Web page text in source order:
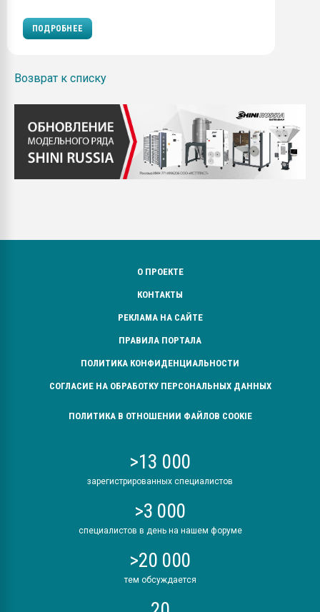
ПОДРОБНЕЕ
Возврат к списку
О ПРОЕКТЕ
КОНТАКТЫ
РЕКЛАМА НА САЙТЕ
ПРАВИЛА ПОРТАЛА
ПОЛИТИКА КОНФИДЕНЦИАЛЬНОСТИ
СОГЛАСИЕ НА ОБРАБОТКУ ПЕРСОНАЛЬНЫХ ДАННЫХ
ПОЛИТИКА В ОТНОШЕНИИ ФАЙЛОВ COOKIE
>13 000
зарегистрированных специалистов
>3 000
специалистов в день на нашем форуме
>20 000
тем обсуждается